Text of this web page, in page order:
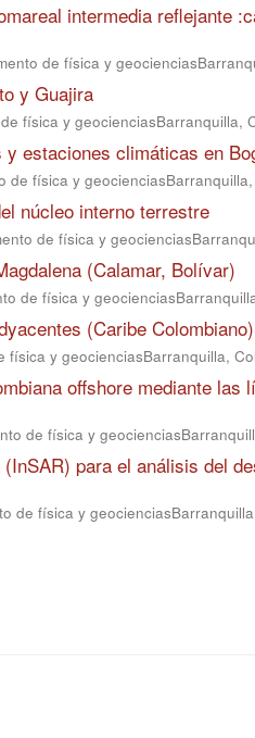
intermedia reflejante
de física y
y Guajira
física y geocienciasBarranquilla,
estaciones climáticas en
física y
núcleo interno terrestre
de física y
(Calamar, Bolívar)
de física y
(Caribe Colombiano)
y geocienciasBarranquilla,
offshore mediante las
de física y
para el análisis del
de física y